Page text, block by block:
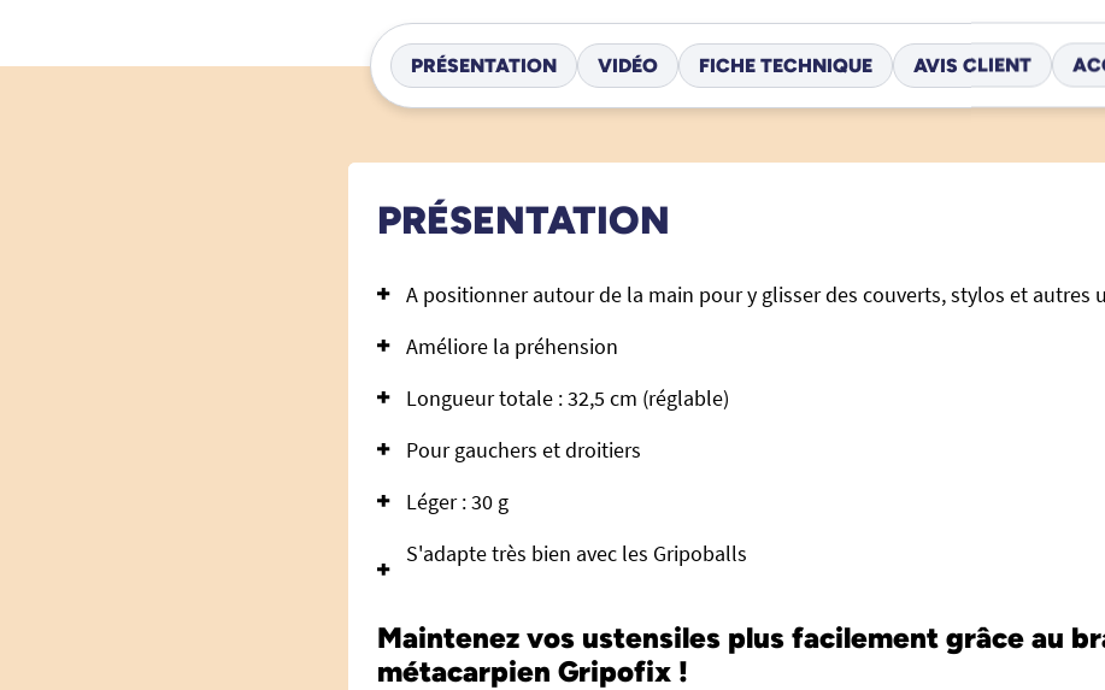
PRÉSENTATION VIDÉO FICHE TECHNIQUE AVIS CLIENT
PRÉSENTATION
A positionner autour de la main pour y glisser des couverts, stylos et autres
Améliore la préhension
Longueur totale : 32,5 cm (réglable)
Pour gauchers et droitiers
Léger : 30 g
S'adapte très bien avec les Gripoballs
Maintenez vos ustensiles plus facilement grâce au
métacarpien Gripofix !